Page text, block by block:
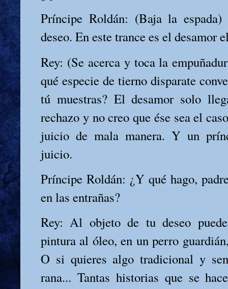
Príncipe Roldán: (Baja la
deseo. En este trance es el desamor
Rey: (Se acerca y toca la
qué especie de tierno disparate
tú muestras? El desamor solo
rechazo y no creo que ése sea el
juicio de mala manera. Y un
juicio.
Príncipe Roldán: ¿Y qué hago,
en las entrañas?
Rey: Al objeto de tu deseo
pintura al óleo, en un perro
O si quieres algo tradicional y
rana... Tantas historias que se